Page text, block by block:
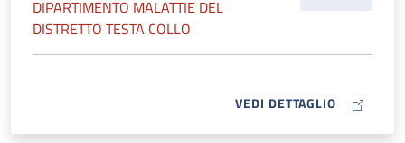
DIPARTIMENTO MALATTIE DEL
DISTRETTO TESTA COLLO
VEDI DETTAGLIO MAP ICON